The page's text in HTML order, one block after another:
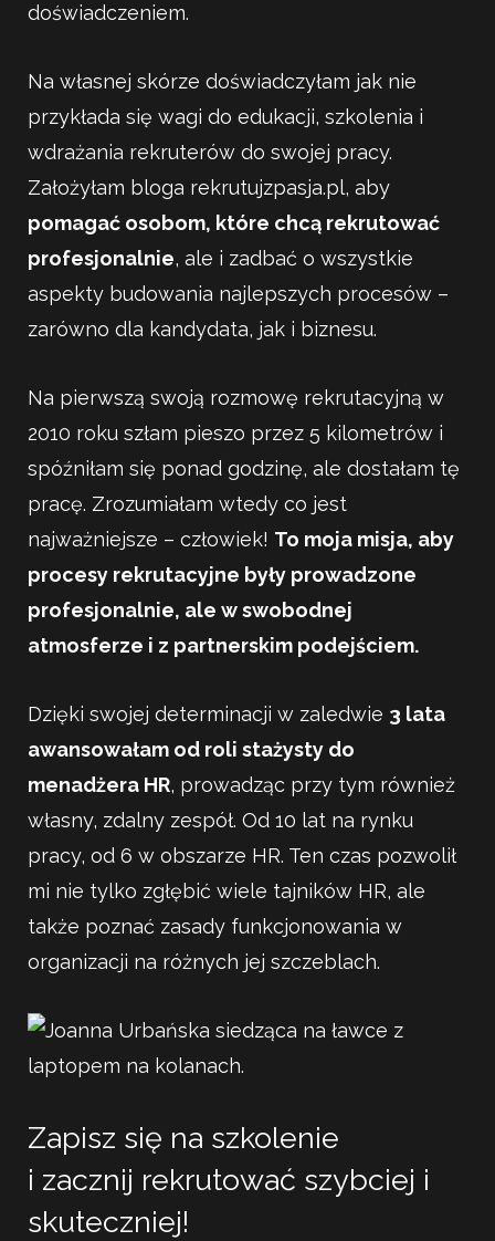
doświadczeniem.
Na własnej skórze doświadczyłam jak nie
przykłada się wagi do edukacji, szkolenia i
wdrażania rekruterów do swojej pracy.
Założyłam bloga rekrutujzpasja.pl, aby
pomagać osobom, które chcą rekrutować
profesjonalnie, ale i zadbać o wszystkie
aspekty budowania najlepszych procesów –
zarówno dla kandydata, jak i biznesu.
Na pierwszą swoją rozmowę rekrutacyjną w
2010 roku szłam pieszo przez 5 kilometrów i
spóźniłam się ponad godzinę, ale dostałam tę
pracę. Zrozumiałam wtedy co jest
najważniejsze – człowiek! To moja misja, aby
procesy rekrutacyjne były prowadzone
profesjonalnie, ale w swobodnej
atmosferze i z partnerskim podejściem.
Dzięki swojej determinacji w zaledwie 3 lata
awansowałam od roli stażysty do
menadżera HR, prowadząc przy tym również
własny, zdalny zespół. Od 10 lat na rynku
pracy, od 6 w obszarze HR. Ten czas pozwolił
mi nie tylko zgłębić wiele tajników HR, ale
także poznać zasady funkcjonowania w
organizacji na różnych jej szczeblach.
Zapisz się na szkolenie
i zacznij rekrutować szybciej i
skuteczniej!